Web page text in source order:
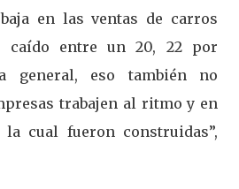
en las ventas de carros
caído entre un 20, 22 por
general, eso también no
trabajen al ritmo y en
cual fueron construidas”,